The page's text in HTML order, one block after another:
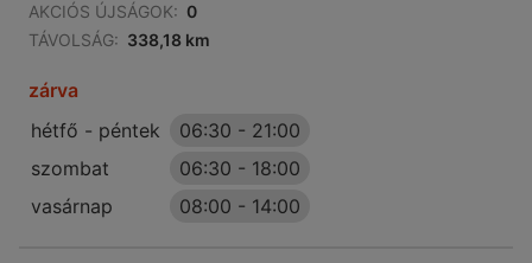
AKCIÓS ÚJSÁGOK: 0
TÁVOLSÁG: 338,18 km
zárva
hétfő - péntek
06:30 - 21:00
szombat
06:30 - 18:00
vasárnap
08:00 - 14:00